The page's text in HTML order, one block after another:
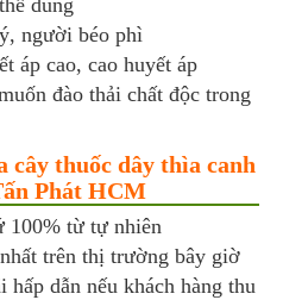
dùng
người béo phì
áp cao, cao huyết áp
đào thải chất độc trong
cây thuốc dây thìa canh
Phát HCM
100% từ tự nhiên
trên thị trường bây giờ
hấp dẫn nếu khách hàng thu